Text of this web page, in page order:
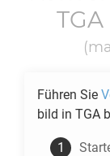
TGA
Führen Sie
bild in TGA